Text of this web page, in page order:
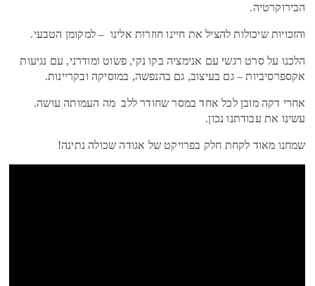
הבירוקרטיה.
והזכויות שיכולות להציל את חיינו חוזרות אלינו – למקומן הטבעי.
הלכנו על סרט רגשי עם אנימציה בקו נקי, פשוט ומודרני, עם נגיעות
אקספרסיביות – גם בעיצוב, גם בהנפשה, במוסיקה ובקריינות.
אחרי דקה מובן לכל אחד במסר שחודר ללב מה העמותה עושה.
עשינו את עבודתנו נכון.
שמחנו מאוד לקחת חלק בפרויקט של אגודה שכולה נתינה!